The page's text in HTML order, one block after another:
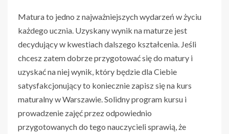
Matura to jedno z najważniejszych wydarzeń w życiu
każdego ucznia. Uzyskany wynik na maturze jest
decydujący w kwestiach dalszego kształcenia. Jeśli
chcesz zatem dobrze przygotować się do matury i
uzyskać na niej wynik, który będzie dla Ciebie
satysfakcjonujący to koniecznie zapisz się na kurs
maturalny w Warszawie. Solidny program kursu i
prowadzenie zajęć przez odpowiednio
przygotowanych do tego nauczycieli sprawią, że